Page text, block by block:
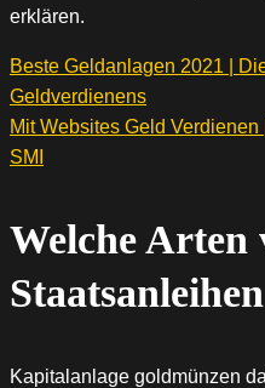
erklären.
Beste Geldanlagen 2021 |
Geldverdienens
Mit Websites Geld
SMI
Welche Arten
Kapitalanlage goldmünzen